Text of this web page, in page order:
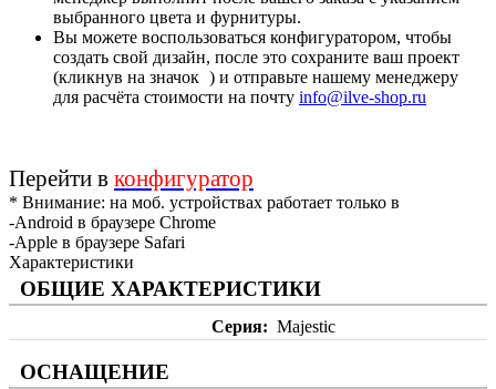
выбранного цвета и фурнитуры.
Вы можете воспользоваться конфигуратором, чтобы
создать свой дизайн, после это сохраните ваш проект
(кликнув на значок ) и отправьте нашему менеджеру
для расчёта стоимости на почту info@ilve-shop.ru
Перейти в конфигуратор
* Внимание: на моб. устройствах работает только в
-Android в браузере Chrome
-Apple в браузере Safari
Характеристики
ОБЩИЕ ХАРАКТЕРИСТИКИ
Серия Majestic
ОСНАЩЕНИЕ